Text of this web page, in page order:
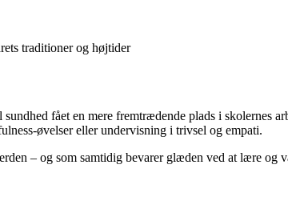
traditioner og højtider
fået en mere fremtrædende plads i skolernes
øvelser eller undervisning i trivsel og empati.
– og som samtidig bevarer glæden ved at lære og